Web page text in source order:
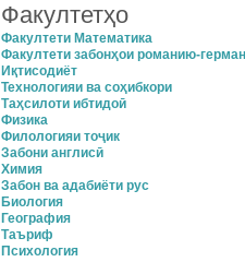
Факултетҳо
Факултети Математика
Факултети забонҳои романию-
Иқтисодиёт
Технологияи ва соҳибкори
Таҳсилоти ибтидоӣ
Физика
Филологияи тоҷик
Забони англисӣ
Химия
Забон ва адабиёти рус
Биология
География
Таъриф
Психология